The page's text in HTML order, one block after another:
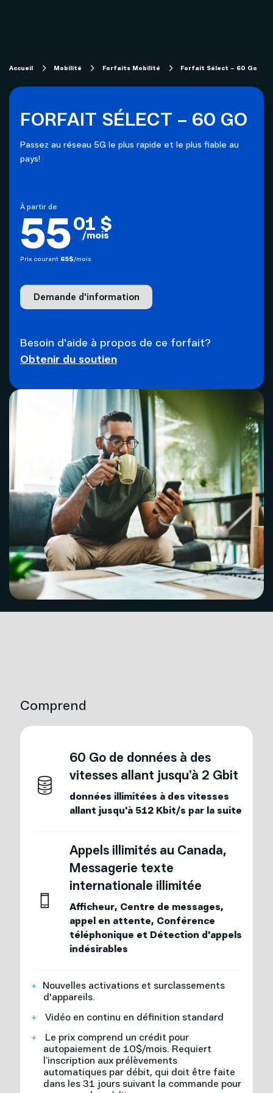
Télévision
Forfaits télévision SOFI
Mobilité
Projets de fibre optique subventionnés
Migration technologique - Service télévisuel
Capsules vidéos
Nouvelles adresses
Politique de bénévolat
Carrières
Nous joindre
Accueil Mobilité Forfaits Mobilité Forfait Sélect – 60 Go
FORFAIT SÉLECT – 60 GO
Passez au réseau 5G le plus rapide et le plus fiable au
pays!
à partir de
5501 $
/mois
Prix courant 65$/mois
Demande d'information
Besoin d'aide à propos de ce forfait?
Obtenir du soutien
Comprend
60 Go de données à des
vitesses allant jusqu’à 2 Gbit
données illimitées à des vitesses
allant jusqu'à 512 Kbit/s par la suite
Appels illimités au Canada,
Messagerie texte
internationale illimitée
Afficheur, Centre de messages,
appel en attente, Conférence
téléphonique et Détection d'appels
indésirables
Nouvelles activations et surclassements
d'appareils.
Vidéo en continu en définition standard
Le prix comprend un crédit pour
autopaiement de 10$/mois. Requiert
l’inscription aux prélèvements
automatiques par débit, qui doit être faite
dans les 31 jours suivant la commande pour
Demande d'information
Prénom *
Nom *